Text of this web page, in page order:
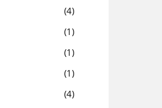
4
1
1
1
4